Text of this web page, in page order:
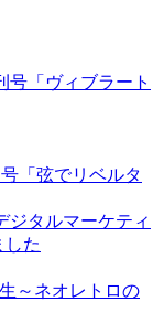
号「ヴィブラート
「弦でリベルタ
ジタルマーケティ
した
～ネオレトロの